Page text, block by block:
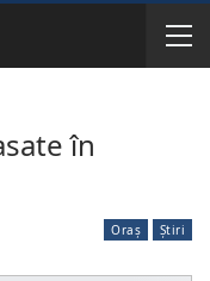
în
Oraș Știri